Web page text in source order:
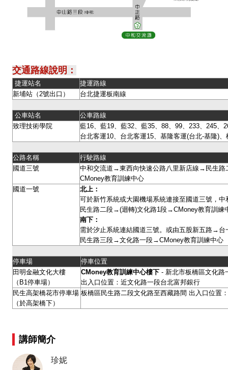
交通路線說明：
捷運站名
捷運路線
新埔站（2號出口）
台北捷運板南線
公車站名
公車路線
致理技術學院
藍16、藍19、藍32、藍35、88、99、233、245、
台北客運10、台北客運15、基隆客運(台北-基隆)
公路名稱
行駛路線
國道三號
中和交流道→東西向快速公路八里新店線→民生
CMoney教育訓練中心
國道一號
北上：
可於新竹系統或大園機場系統連接至國道三號，
民生路二段→(迴轉)文化路1段→CMoney教育訓練
南下：
需於汐止系統連結國道三號。或由五股新五路
民生路三段→文化路一段→CMoney教育訓練中心
停車場
停車位置
田明金融文化大樓
（B1停車場）
CMoney教育訓練中心樓下 - 新北市板橋區文化路
出入口位置：近文化路一段台北富邦銀行
民生高架橋花市停車場
（於高架橋下）
板橋區民生路二段文化路至西藏路間 出入口位置
講師簡介
珍妮